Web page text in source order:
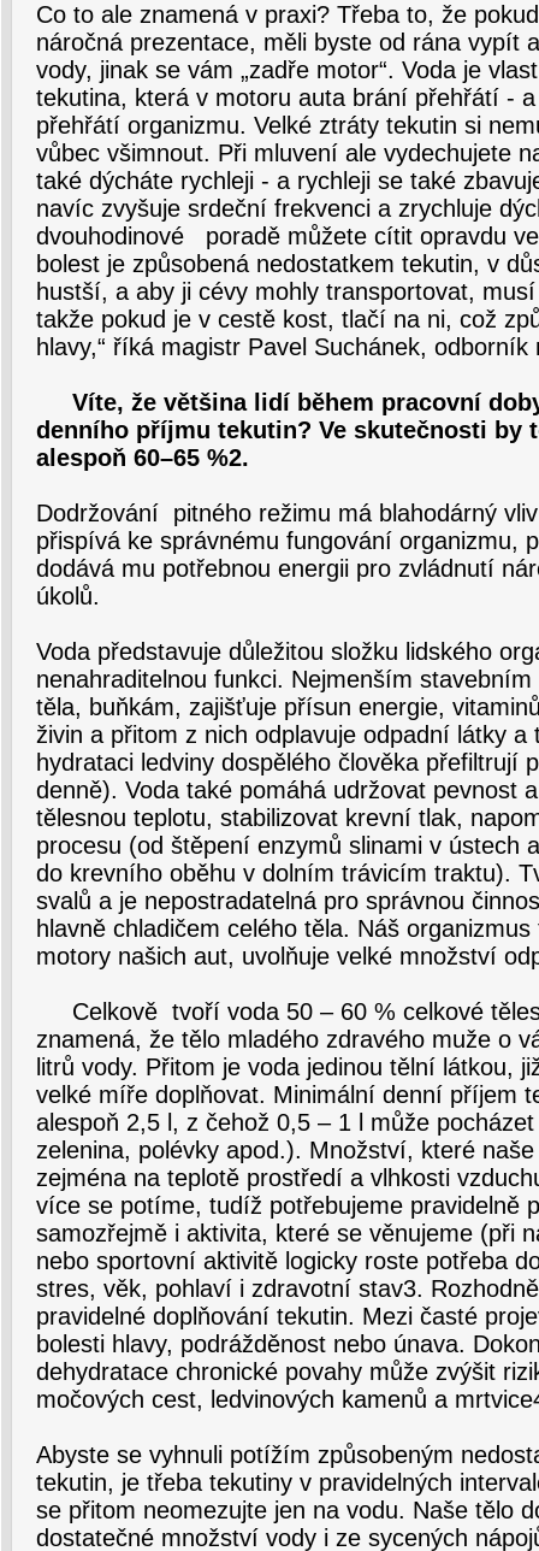
Co to ale znamená v praxi? Třeba to, že
náročná prezentace, měli byste od rána vypít
vody, jinak se vám „zadře motor“. Voda je
tekutina, která v motoru auta brání přehřátí -
přehřátí organizmu. Velké ztráty tekutin si
vůbec všimnout. Při mluvení ale vydechujete
také dýcháte rychleji - a rychleji se také
navíc zvyšuje srdeční frekvenci a zrychluje
dvouhodinové poradě můžete cítit opravdu
bolest je způsobená nedostatkem tekutin, v
hustší, a aby ji cévy mohly transportovat,
takže pokud je v cestě kost, tlačí na ni, což
hlavy,“ říká magistr Pavel Suchánek, odborník
Víte, že většina lidí během pracovní
denního příjmu tekutin? Ve skutečnosti by
alespoň 60–65 %2.
Dodržování pitného režimu má blahodárný
přispívá ke správnému fungování organizmu,
dodává mu potřebnou energii pro zvládnutí
úkolů.
Voda představuje důležitou složku lidského
nenahraditelnou funkci. Nejmenším
těla, buňkám, zajišťuje přísun energie,
živin a přitom z nich odplavuje odpadní látky a
hydrataci ledviny dospělého člověka přefiltrují
denně). Voda také pomáhá udržovat pevnost
tělesnou teplotu, stabilizovat krevní tlak,
procesu (od štěpení enzymů slinami v ústech
do krevního oběhu v dolním trávicím traktu).
svalů a je nepostradatelná pro správnou
hlavně chladičem celého těla. Náš
motory našich aut, uvolňuje velké množství
Celkově tvoří voda 50 – 60 % celkové
znamená, že tělo mladého zdravého muže o
litrů vody. Přitom je voda jedinou tělní látkou,
velké míře doplňovat. Minimální denní příjem
alespoň 2,5 l, z čehož 0,5 – 1 l může
zelenina, polévky apod.). Množství, které
zejména na teplotě prostředí a vlhkosti
více se potíme, tudíž potřebujeme pravidelně
samozřejmě i aktivita, které se věnujeme (při
nebo sportovní aktivitě logicky roste potřeba
stres, věk, pohlaví i zdravotní stav3.
pravidelné doplňování tekutin. Mezi časté
bolesti hlavy, podrážděnost nebo únava.
dehydratace chronické povahy může zvýšit
močových cest, ledvinových kamenů a
Abyste se vyhnuli potížím způsobeným
tekutin, je třeba tekutiny v pravidelných
se přitom neomezujte jen na vodu. Naše tělo
dostatečné množství vody i ze sycených